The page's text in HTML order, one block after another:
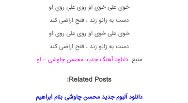
خوی علی خوی او روی علی رویِ او
دست به زانو زند ، فتحِ اراضی کند
خوی علی خوی او روی علی روی او
دست به زانو زند ، فتحِ اراضی کند
منبع:دانلود آهنگ جدید محسن چاوشی – او
Related Posts:
دانلود آلبوم جدید محسن چاوشی بنام ابراهیم